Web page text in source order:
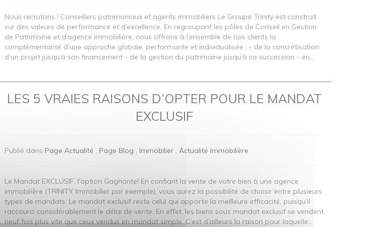
Nous recrutons ! Conseillers patrimoniaux et agents immobiliers Le Groupe Trinity est construit
sur des valeurs de performance et d’excellence. En regroupant les pôles de Conseil en Gestion
de Patrimoine et d’agence immobilière, nous offrons à l’ensemble de nos clients la
complémentarité d’une approche globale, performante et individualisée : - de la concrétisation
d’un projet jusqu’à son financement - de la gestion du patrimoine jusqu’à sa succession - en...
LES 5 VRAIES RAISONS D’OPTER POUR LE MANDAT
EXCLUSIF
Publié dans Page Actualité Page Blog Immobilier Actualité Immobilière
Le Mandat EXCLUSIF, l'option Gagnante! En confiant la vente de votre bien à une agence
immobilière (TRINITY Immobilier par exemple), vous aurez la possibilité de choisir entre plusieurs
types de mandats. Le mandat exclusif reste celui qui apporte la meilleure efficacité, puisqu’il
raccourci considérablement le délai de vente. En effet, les biens sous mandat exclusif se vendent
neuf fois plus vite que ceux vendus en mandat simple. C’est d’ailleurs la raison pour laquelle...